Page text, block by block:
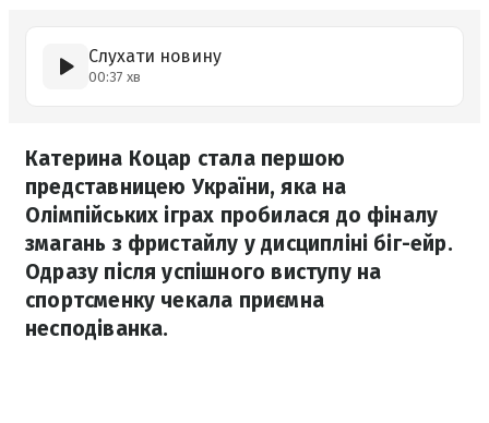
Слухати новину
00:37 хв
Катерина Коцар стала першою
представницею України, яка на
Олімпійських іграх пробилася до фіналу
змагань з фристайлу у дисципліні біг-ейр.
Одразу після успішного виступу на
спортсменку чекала приємна
несподіванка.